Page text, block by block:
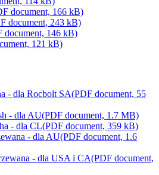
document, 166 kB)
document, 243 kB)
document, 146 kB)
121 kB)
- dla Rocbolt SA(PDF document, 55
- dla AU(PDF document, 1.7 MB)
- dla CL(PDF document, 359 kB)
- dla AU(PDF document, 1.6
- dla USA i CA(PDF document,